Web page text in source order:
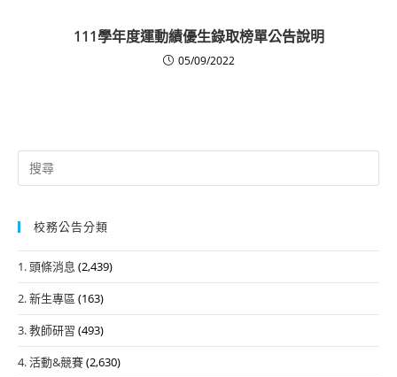
111學年度運動績優生錄取榜單公告說明
05/09/2022
Search
for:
校務公告分類
1. 頭條消息 (2,439)
2. 新生專區 (163)
3. 教師研習 (493)
4. 活動&競賽(2,630)